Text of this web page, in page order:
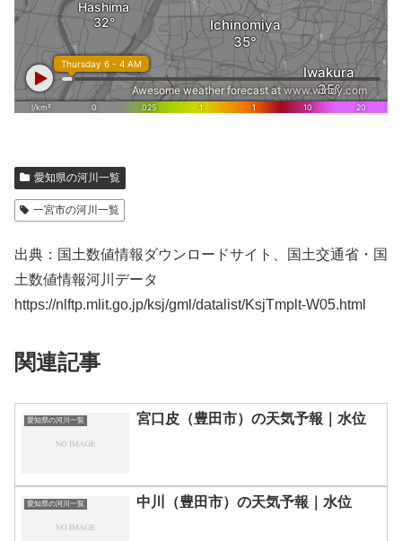
愛知県の河川一覧
一宮市の河川一覧
出典：国土数値情報ダウンロードサイト、国土交通省・国
土数値情報河川データ
https://nlftp.mlit.go.jp/ksj/gml/datalist/KsjTmplt-W05.html
関連記事
愛知県の河川一覧 宮口皮（豊田市）の天気予報｜水位
愛知県の河川一覧 中川（豊田市）の天気予報｜水位